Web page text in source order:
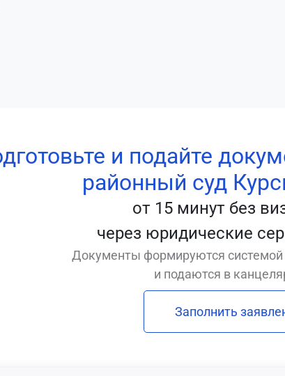
и подайте
районный суд
от 15 минут без
через юридические
Документы формируются
и подаются в
Заполнить